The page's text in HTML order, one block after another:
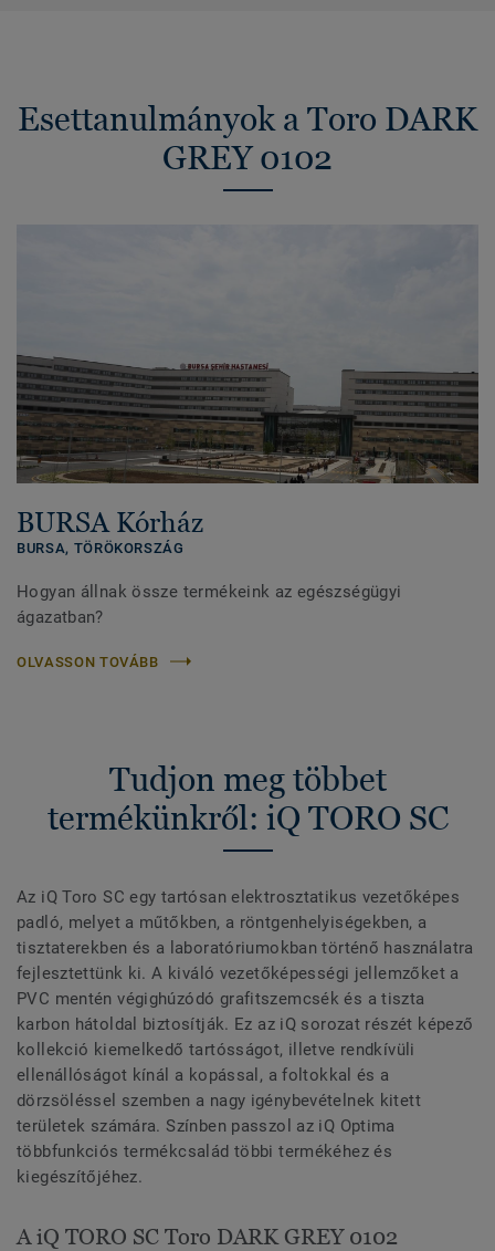
Esettanulmányok a Toro DARK
GREY 0102
BURSA Kórház
BURSA, TÖRÖKORSZÁG
Hogyan állnak össze termékeink az egészségügyi
ágazatban?
OLVASSON TOVÁBB
Tudjon meg többet
termékünkről: iQ TORO SC
Az iQ Toro SC egy tartósan elektrosztatikus vezetőképes
padló, melyet a műtőkben, a röntgenhelyiségekben, a
tisztaterekben és a laboratóriumokban történő használatra
fejlesztettünk ki. A kiváló vezetőképességi jellemzőket a
PVC mentén végighúzódó grafitszemcsék és a tiszta
karbon hátoldal biztosítják. Ez az iQ sorozat részét képező
kollekció kiemelkedő tartósságot, illetve rendkívüli
ellenállóságot kínál a kopással, a foltokkal és a
dörzsöléssel szemben a nagy igénybevételnek kitett
területek számára. Színben passzol az iQ Optima
többfunkciós termékcsalád többi termékéhez és
kiegészítőjéhez.
A iQ TORO SC Toro DARK GREY 0102